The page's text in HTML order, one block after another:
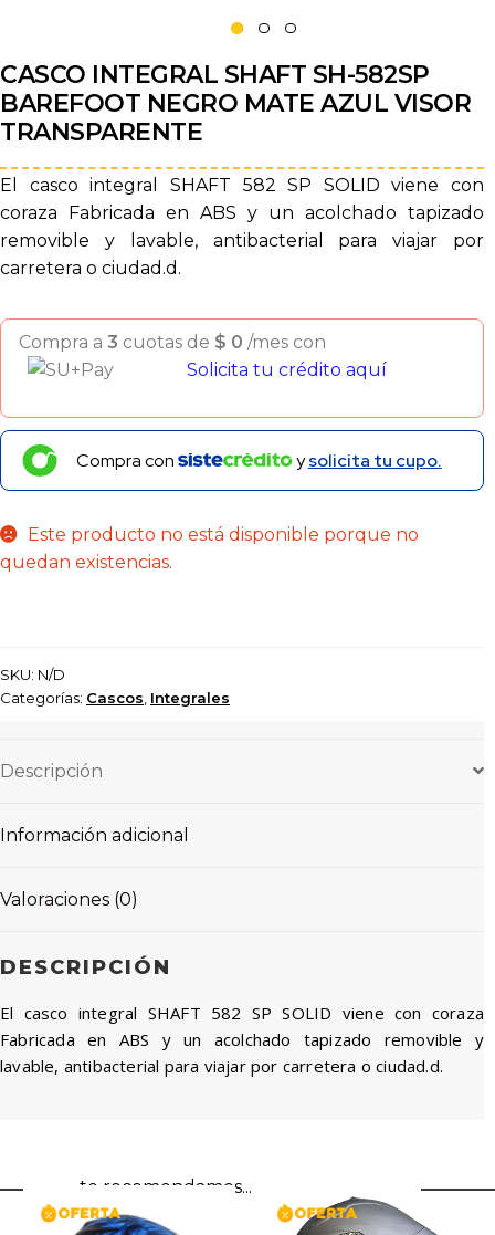
CASCO INTEGRAL SHAFT SH-582SP
BAREFOOT NEGRO MATE AZUL VISOR
TRANSPARENTE
El casco integral SHAFT 582 SP SOLID viene con
coraza Fabricada en ABS y un acolchado tapizado
removible y lavable, antibacterial para viajar por
carretera o ciudad.d.
Compra a 3 cuotas de $ 0 /mes con
Solicita tu crédito aquí
Compra con ysolicita tu cupo.
Este producto no está disponible porque no
quedan existencias.
SKU: N/D
Categorías: Cascos Integrales
Descripción
Información adicional
Valoraciones (0)
DESCRIPCIÓN
El casco integral SHAFT 582 SP SOLID viene con coraza
Fabricada en ABS y un acolchado tapizado removible y
lavable, antibacterial para viajar por carretera o ciudad.d.
te recomendamos...